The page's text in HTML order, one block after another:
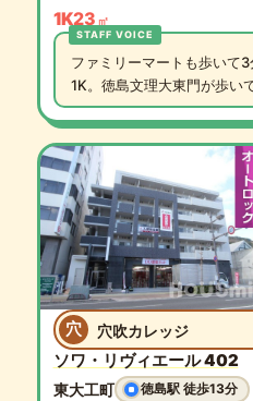
1K23 ㎡
ファミリーマートも歩いて
1K。徳島文理大東門が歩い
穴 穴吹カレッジ
ソワ・リヴィエール 402
東大工町 徳島駅 徒歩13分